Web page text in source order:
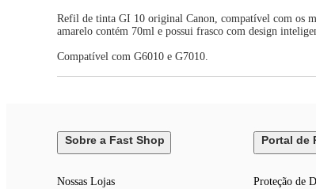
Refil de tinta GI 10 original Canon, compatível com os
amarelo contém 70ml e possui frasco com design
Compatível com G6010 e G7010.
Sobre a Fast Shop
Nossas Lojas
Portal de
Proteção de